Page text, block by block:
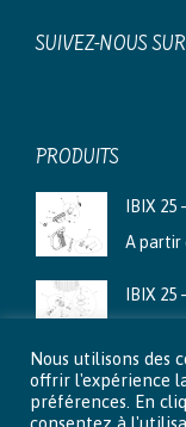
SUIVEZ-NOUS
PRODUITS
IBIX
A partir
IBIX
Ibix 9 -
A partir
Nous utilisons des
offrir l'expérience
préférences. En
consentez à